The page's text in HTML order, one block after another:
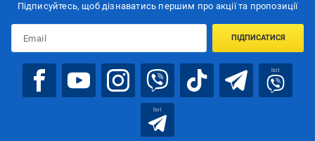
Підписуйтесь, щоб дізнаватись першим про акції та пропозиції
ПІДПИСАТИСЯ
bot
bot